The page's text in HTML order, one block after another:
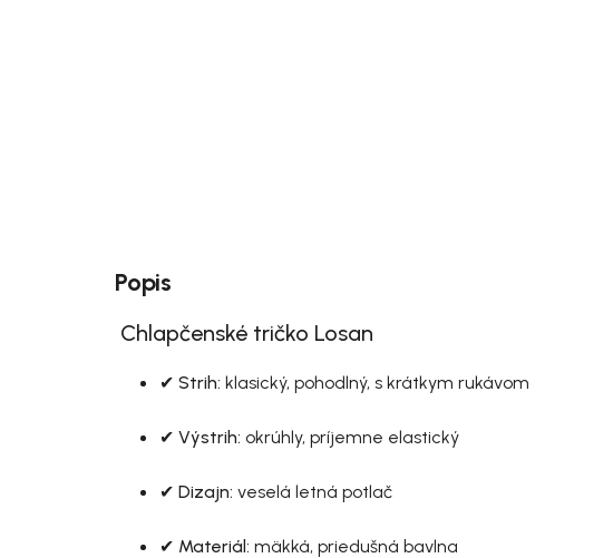
Popis
Chlapčenské tričko Losan
✔ Strih: klasický, pohodlný, s krátkym rukávom
✔ Výstrih: okrúhly, príjemne elastický
✔ Dizajn: veselá letná potlač
✔ Materiál: mäkká, priedušná bavlna